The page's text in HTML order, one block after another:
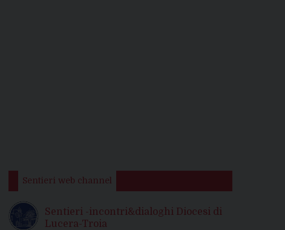
Sentieri web channel
Sentieri -incontri&dialoghi Diocesi di
Lucera-Troia